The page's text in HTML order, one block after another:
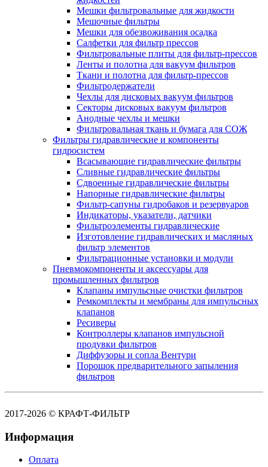
Мешки фильтровальные для жидкости
Мешочные фильтры
Мешки для обезвоживания осадка
Салфетки для фильтр прессов
Фильтровальные плиты для фильтр-прессов
Ленты и полотна для вакуум фильтров
Ткани и полотна для фильтр-прессов
Фильтродержатели
Чехлы для дисковых вакуум фильтров
Секторы дисковых вакуум фильтров
Анодные чехлы и мешки
Фильтровальная ткань и бумага для СОЖ
Фильтры гидравлические и компоненты
гидросистем
Всасывающие гидравлические фильтры
Сливные гидравлические фильтры
Сдвоенные гидравлические фильтры
Напорные гидравлические фильтры
Фильтр-сапуны гидробаков и резервуаров
Индикаторы, указатели, датчики
Фильтроэлементы гидравлические
Изготовление гидравлических и масляных
фильтр элементов
Фильтрационные установки и модули
Пневмокомпоненты и аксессуары для
промышленных фильтров
Клапаны импульсные очистки фильтров
Ремкомплекты и мембраны для импульсных
клапанов
Ресиверы
Контроллеры клапанов импульсной
продувки фильтров
Диффузоры и сопла Вентури
Порошок предварительного запыления
фильтров
2017-2026 © КРАФТ-ФИЛЬТР
Информация
Оплата